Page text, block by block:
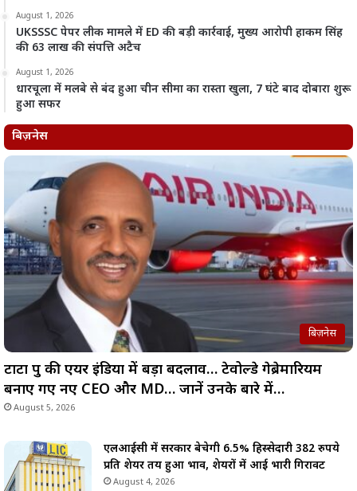
August 1, 2026
UKSSSC पेपर लीक मामले में ED की बड़ी कार्रवाई, मुख्य आरोपी हाकम सिंह
की 63 लाख की संपत्ति अटैच
August 1, 2026
धारचूला में मलबे से बंद हुआ चीन सीमा का रास्ता खुला, 7 घंटे बाद दोबारा शुरू
हुआ सफर
बिज़नेस
बिज़नेस
टाटा ग्रुप की एयर इंडिया में बड़ा बदलाव… टेवोल्डे गेब्रेमारियम
बनाए गए नए CEO और MD… जानें उनके बारे में…
August 5, 2026
एलआईसी में सरकार बेचेगी 6.5% हिस्सेदारी 382 रुपये
प्रति शेयर तय हुआ भाव, शेयरों में आई भारी गिरावट
August 4, 2026